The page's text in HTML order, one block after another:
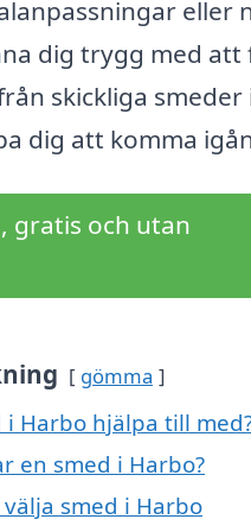
eller
dig trygg med att
skickliga smeder
dig att komma
gratis och utan
gömma
i Harbo hjälpa till
en smed i Harbo?
smed i Harbo